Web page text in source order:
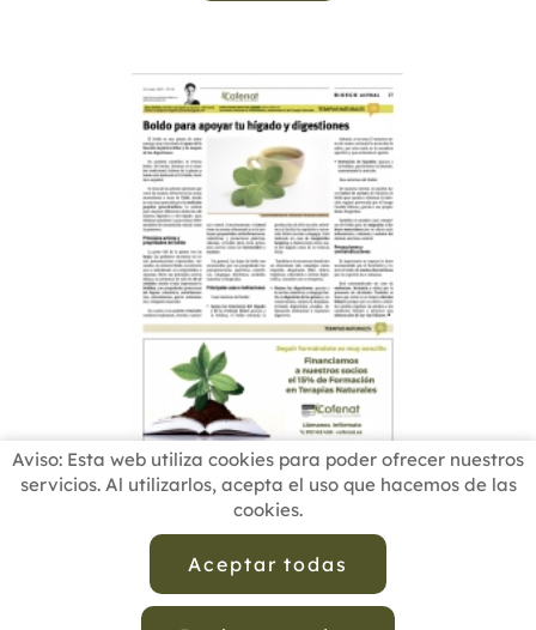
Aviso: Esta web utiliza cookies para poder ofrecer nuestros
servicios. Al utilizarlos, acepta el uso que hacemos de las
cookies.
Aceptar todas
BUSCADOR PROFESIONALES
ESCUELAS RECOMENDADAS
CONTACTO